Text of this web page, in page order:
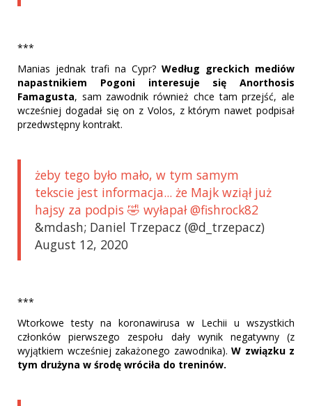
***
Manias jednak trafi na Cypr? Według greckich mediów
napastnikiem Pogoni interesuje się Anorthosis
Famagusta, sam zawodnik również chce tam przejść, ale
wcześniej dogadał się on z Volos, z którym nawet podpisał
przedwstępny kontrakt.
żeby tego było mało, w tym samym
tekscie jest informacja... że Majk wziął już
hajsy za podpis 🤣 wyłapał @fishrock82
&mdash; Daniel Trzepacz (@d_trzepacz)
August 12, 2020
***
Wtorkowe testy na koronawirusa w Lechii u wszystkich
członków pierwszego zespołu dały wynik negatywny (z
wyjątkiem wcześniej zakażonego zawodnika). W związku z
tym drużyna w środę wróciła do treninów.